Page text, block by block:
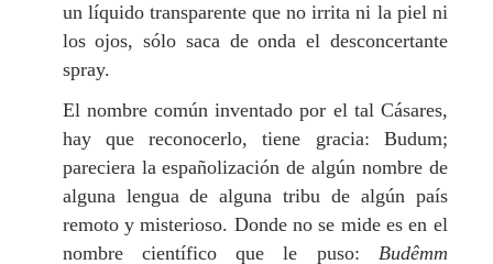
un líquido transparente que no irrita ni la piel ni
los ojos, sólo saca de onda el desconcertante
spray.
El nombre común inventado por el tal Cásares,
hay que reconocerlo, tiene gracia: Budum;
pareciera la españolización de algún nombre de
alguna lengua de alguna tribu de algún país
remoto y misterioso. Donde no se mide es en el
nombre científico que le puso: Budêmm